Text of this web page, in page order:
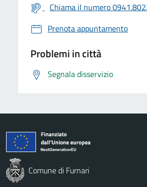
Chiama il numero
Prenota appuntamento
Problemi in città
Segnala disservizio
Comune di Furnari